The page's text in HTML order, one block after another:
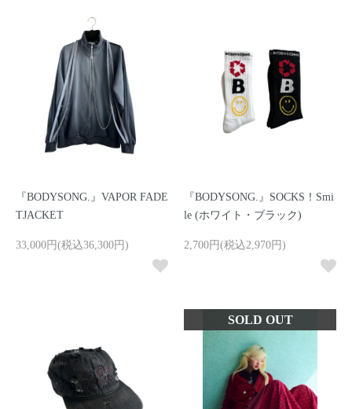
『BODYSONG.』VAPOR FADE
TJACKET
33,000円(税込36,300円)
『BODYSONG.』SOCKS！Smi
le (ホワイト・ブラック)
2,700円(税込2,970円)